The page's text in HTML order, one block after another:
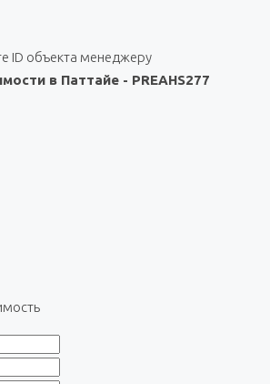
ID объекта менеджеру
в Паттайе - PREAHS277